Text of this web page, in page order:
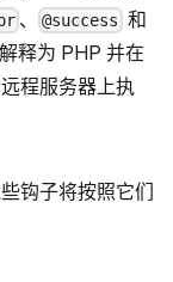
、@success 和
释为 PHP 并在
程服务器上执
钩子将按照它们